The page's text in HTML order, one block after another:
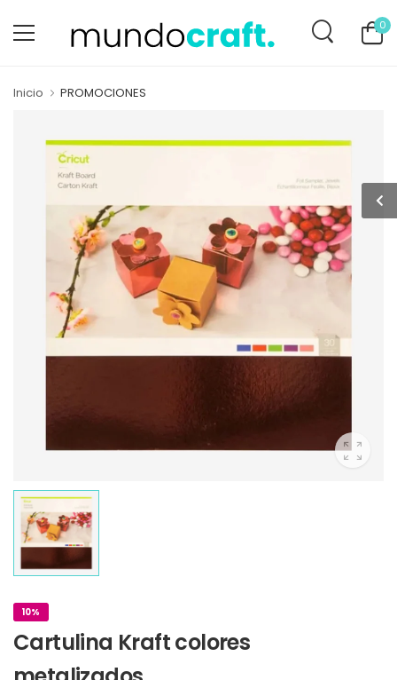
0
Inicio PROMOCIONES
10%
Cartulina Kraft colores